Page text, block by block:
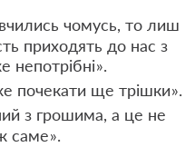
чомусь, то лиш
приходять до нас з
непотрібні».
почекати ще трішки».
з грошима, а це не
саме».